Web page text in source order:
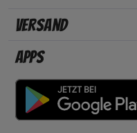
Versand
Apps